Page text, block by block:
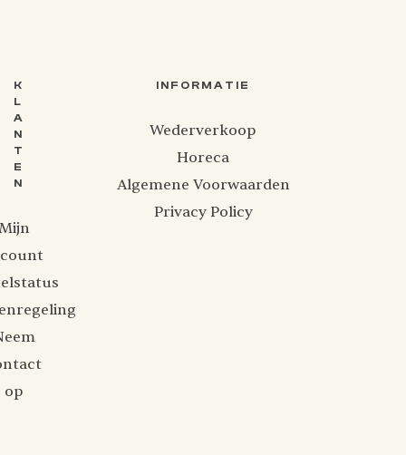
K
L
A
N
T
E
N
op
INFORMATIE
Wederverkoop
Horeca
Algemene Voorwaarden
Privacy Policy